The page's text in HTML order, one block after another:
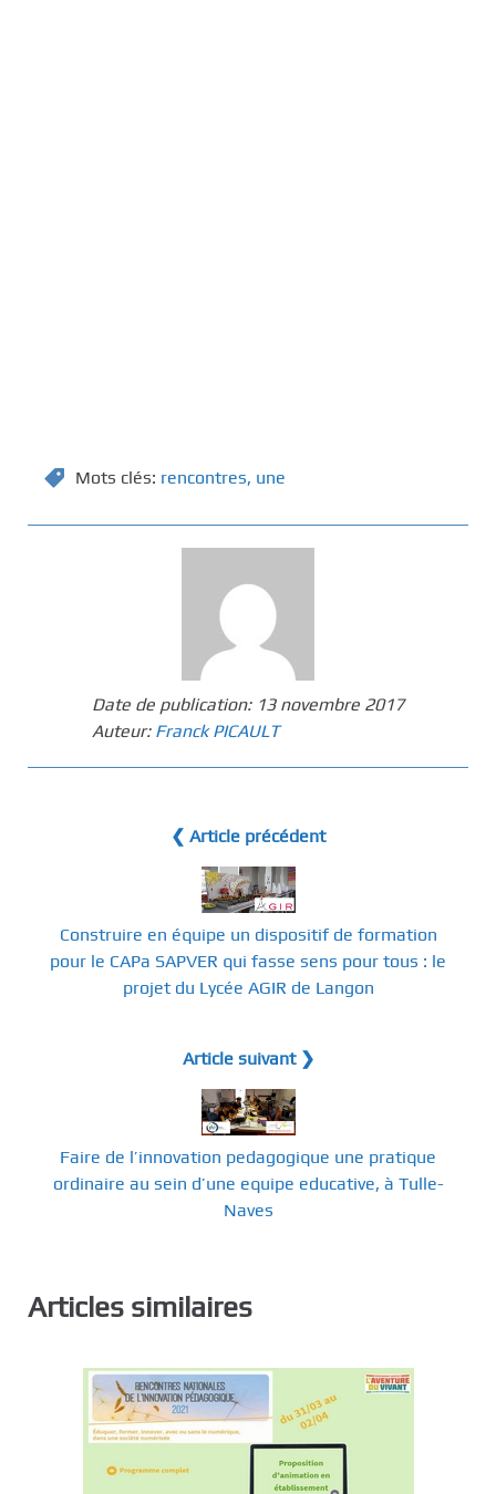
Mots clés: rencontres, une
Date de publication: 13 novembre 2017
Auteur: Franck PICAULT
❮ Article précédent
Construire en équipe un dispositif de formation
pour le CAPa SAPVER qui fasse sens pour tous : le
projet du Lycée AGIR de Langon
Article suivant ❯
Faire de l’innovation pedagogique une pratique
ordinaire au sein d’une equipe educative, à Tulle-
Naves
Articles similaires